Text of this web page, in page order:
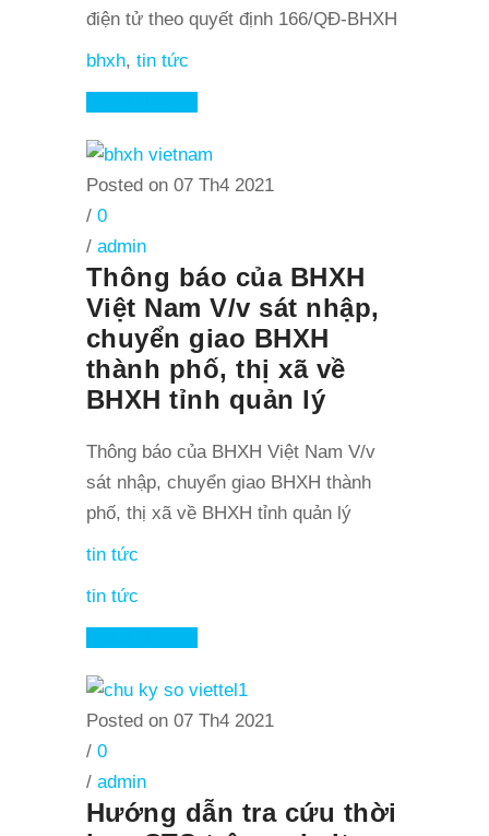
điện tử theo quyết định 166/QĐ-BHXH
bhxh, tin tức
Posted on 07 Th4 2021
/ 0
/ admin
Thông báo của BHXH
Việt Nam V/v sát nhập,
chuyển giao BHXH
thành phố, thị xã về
BHXH tỉnh quản lý
Thông báo của BHXH Việt Nam V/v
sát nhập, chuyển giao BHXH thành
phố, thị xã về BHXH tỉnh quản lý
tin tức
tin tức
Posted on 07 Th4 2021
/ 0
/ admin
Hướng dẫn tra cứu thời